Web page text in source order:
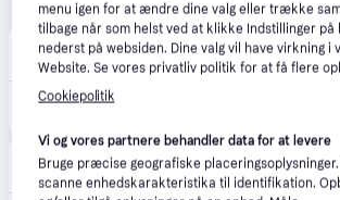
CS MEGASTORE 4.5(1861)
Bestillingsvare
Bels.dk
Bestillingsvare
menu igen for at ændre dine valg eller trække
tilbage når som helst ved at klikke Indstillinger på
nederst på websiden. Dine valg vil have virkning i
Website. Se vores privatliv politik for at få flere
Cookiepolitik
Vi og vores partnere behandler data for at levere
Bruge præcise geografiske
scanne enhedskarakteristika til identifikation.